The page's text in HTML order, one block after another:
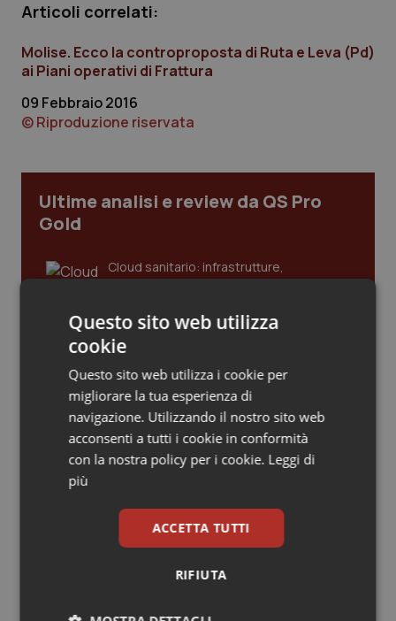
Liguria
Lombardia
Molise
Piemonte
Provincia Autonoma di Trento
Puglia
Sardegna
Sicilia
Disturbi dell’umore
Dolore
Epatiti
HIV
Ipertensione & Scompenso
Malattie rare
Malattia di Crohn & Rettocolite Ulcerosa
Neuroscienze & patologie neurodegenerative
Articoli correlati:
Molise. Ecco la controproposta di Ruta e Leva (Pd)
ai Piani operativi di Frattura
09 Febbraio 2016
© Riproduzione riservata
Ultime analisi e review da QS Pro
Gold
Cloud sanitario: infrastrutture,
compliance, GDPR e Risk management
Gestione dell'Ipertensione resistente:
dalle Linee Guida alle terapie innovative
Leadership Infermieristica 2026: nuovi
modelli di responsabilità e autonomia
Leadership Medica 2026: guidare team
clinici ad alte prestazioni
Questo sito web utilizza
cookie
Questo sito web utilizza i cookie per
migliorare la tua esperienza di
navigazione. Utilizzando il nostro sito web
acconsenti a tutti i cookie in conformità
con la nostra policy per i cookie. Leggi di
più
ACCETTA TUTTI
RIFIUTA